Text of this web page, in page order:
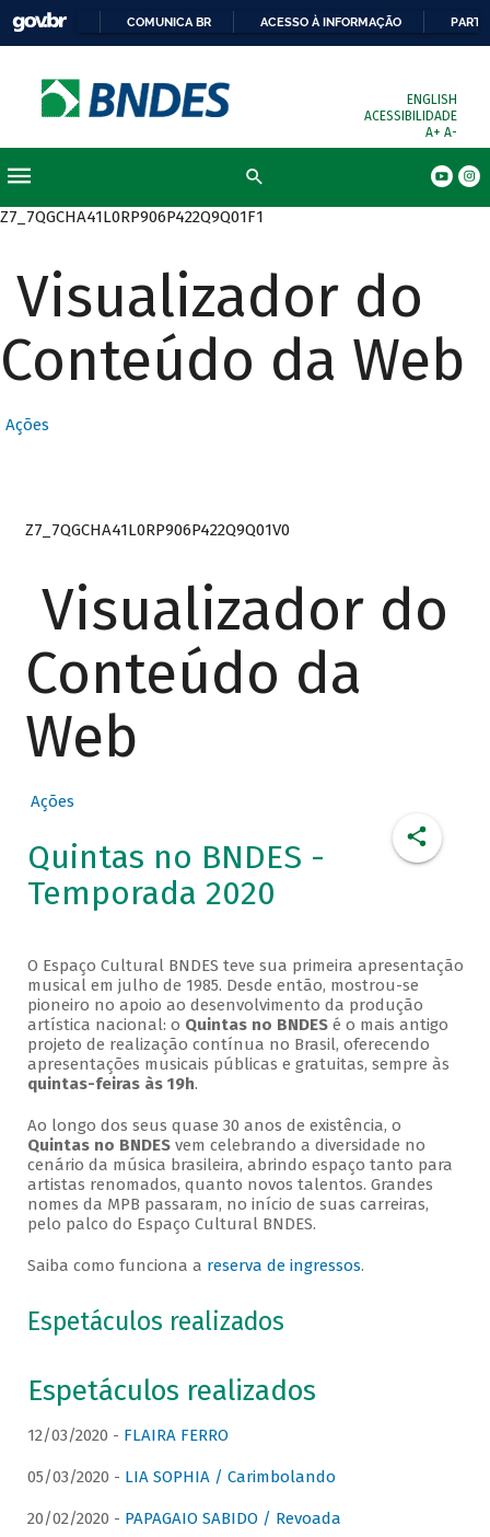
COMUNICA BR ACESSO À INFORMAÇÃO
ENGLISH
ACESSIBILIDADE
A+ A-
Z7_7QGCHA41L0RP906P422Q9Q01F1
Visualizador do
Conteúdo da Web
Ações
Z7_7QGCHA41L0RP906P422Q9Q01V0
Visualizador do
Conteúdo da
Web
Ações
Quintas no BNDES -
Temporada 2020
O Espaço Cultural BNDES teve sua primeira apresentação
musical em julho de 1985. Desde então, mostrou-se
pioneiro no apoio ao desenvolvimento da produção
artística nacional: o Quintas no BNDESé o mais antigo
projeto de realização contínua no Brasil, oferecendo
apresentações musicais públicas e gratuitas, sempre às
quintas-feiras às 19h.
Ao longo dos seus quase 30 anos de existência, o
Quintas no BNDESvem celebrando a diversidade no
cenário da música brasileira, abrindo espaço tanto para
artistas renomados, quanto novos talentos. Grandes
nomes da MPB passaram, no início de suas carreiras,
pelo palco do Espaço Cultural BNDES.
Saiba como funciona a reserva de ingressos.
Espetáculos realizados
Espetáculos realizados
12/03/2020 - FLAIRA FERRO
05/03/2020 - LIA SOPHIA / Carimbolando
20/02/2020 - PAPAGAIO SABIDO / Revoada